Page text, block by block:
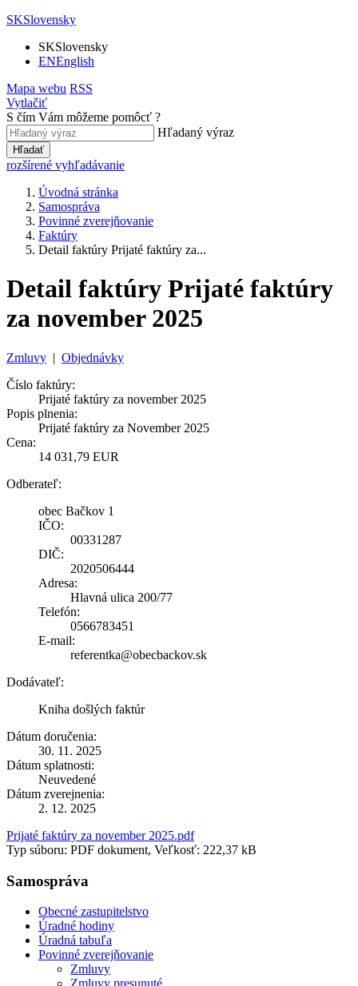
SKSlovensky
SKSlovensky
ENEnglish
Mapa webu RSS
Vytlačiť
S čím Vám môžeme pomôcť ?
Hľadaný výraz
Hľadať
rozšírené vyhľadávanie
Úvodná stránka
Samospráva
Povinné zverejňovanie
Faktúry
Detail faktúry Prijaté faktúry za...
Detail faktúry Prijaté faktúry
za november 2025
Zmluvy | Objednávky
Číslo faktúry:
Prijaté faktúry za november 2025
Popis plnenia:
Prijaté faktúry za November 2025
Cena:
14 031,79 EUR
Odberateľ:
obec Bačkov 1
IČO:
00331287
DIČ:
2020506444
Adresa:
Hlavná ulica 200/77
Telefón:
0566783451
E-mail:
referentka@obecbackov.sk
Dodávateľ:
Kniha došlých faktúr
Dátum doručenia:
30. 11. 2025
Dátum splatnosti:
Neuvedené
Dátum zverejnenia:
2. 12. 2025
Prijaté faktúry za november 2025.pdf
Typ súboru: PDF dokument, Veľkosť: 222,37 kB
Samospráva
Obecné zastupitelstvo
Úradné hodiny
Úradná tabuľa
Povinné zverejňovanie
Zmluvy